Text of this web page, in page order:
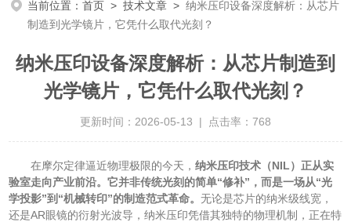
当前位置：首页 >技术文章 >纳米压印设备深度解析：从芯片
制造到光学镜片，它凭什么取代光刻？
纳米压印设备深度解析：从芯片制造到
光学镜片，它凭什么取代光刻？
更新时间：2026-05-13 | 点击率：768
在摩尔定律逼近物理极限的今天，纳米压印技术（NIL）正从实
验室走向产业前沿。它并非传统光刻的简单“修补”，而是一场从“光
学投影”到“机械转印”的制造范式革命。无论是芯片的纳米级线宽，
还是AR眼镜的衍射光波导，纳米压印凭借其独特的物理机制，正在特